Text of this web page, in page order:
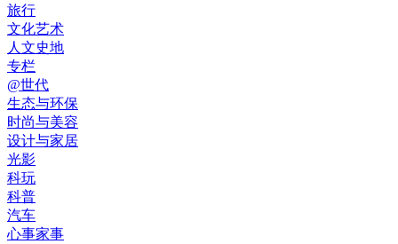
旅行
文化艺术
人文史地
专栏
@世代
生态与环保
时尚与美容
设计与家居
光影
科玩
科普
汽车
心事家事